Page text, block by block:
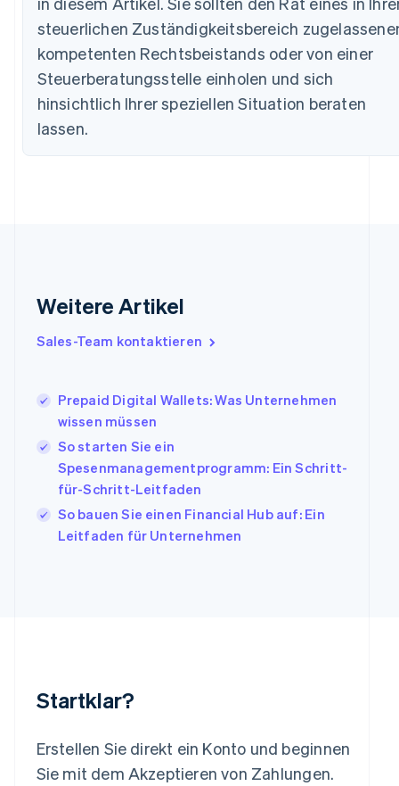
steuerlichen Zuständigkeitsbereich
kompetenten Rechtsbeistands oder von einer
Steuerberatungsstelle einholen und sich
hinsichtlich Ihrer speziellen Situation beraten
lassen.
Weitere Artikel
Sales-Team kontaktieren
Prepaid Digital Wallets: Was Unternehmen
wissen müssen
So starten Sie ein
Spesenmanagementprogramm: Ein Schritt-
für-Schritt-Leitfaden
So bauen Sie einen Financial Hub auf: Ein
Leitfaden für Unternehmen
Startklar?
Erstellen Sie direkt ein Konto und beginnen
Sie mit dem Akzeptieren von Zahlungen.
Bulgarien
English
Dänemark
English
Deutschland
Estland
English
English
Indien
English
Italien
ItalianoEnglish
Japan
Kanada
EnglishFrançais
Kroatien
English Italiano
Lettland
Malaysia
English简体中文
English
Mexiko